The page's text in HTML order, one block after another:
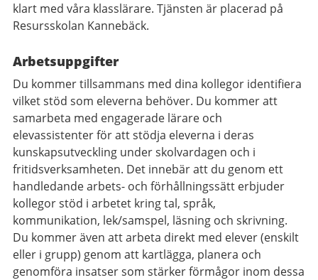
klart med våra klasslärare. Tjänsten är placerad på
Resursskolan Kannebäck.
Arbetsuppgifter
Du kommer tillsammans med dina kollegor identifiera
vilket stöd som eleverna behöver. Du kommer att
samarbeta med engagerade lärare och
elevassistenter för att stödja eleverna i deras
kunskapsutveckling under skolvardagen och i
fritidsverksamheten. Det innebär att du genom ett
handledande arbets- och förhållningssätt erbjuder
kollegor stöd i arbetet kring tal, språk,
kommunikation, lek/samspel, läsning och skrivning.
Du kommer även att arbeta direkt med elever (enskilt
eller i grupp) genom att kartlägga, planera och
genomföra insatser som stärker förmågor inom dessa